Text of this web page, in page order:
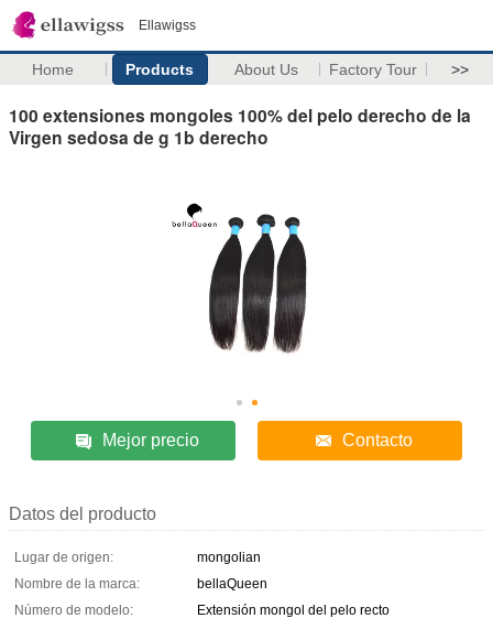
Ellawigss
Home Products About Us Factory Tour >>
100 extensiones mongoles 100% del pelo derecho de la
Virgen sedosa de g 1b derecho
Mejor precio Contacto
Datos del producto
Lugar de origen:
mongolian
Nombre de la marca:
bellaQueen
Número de modelo:
Extensión mongol del pelo recto